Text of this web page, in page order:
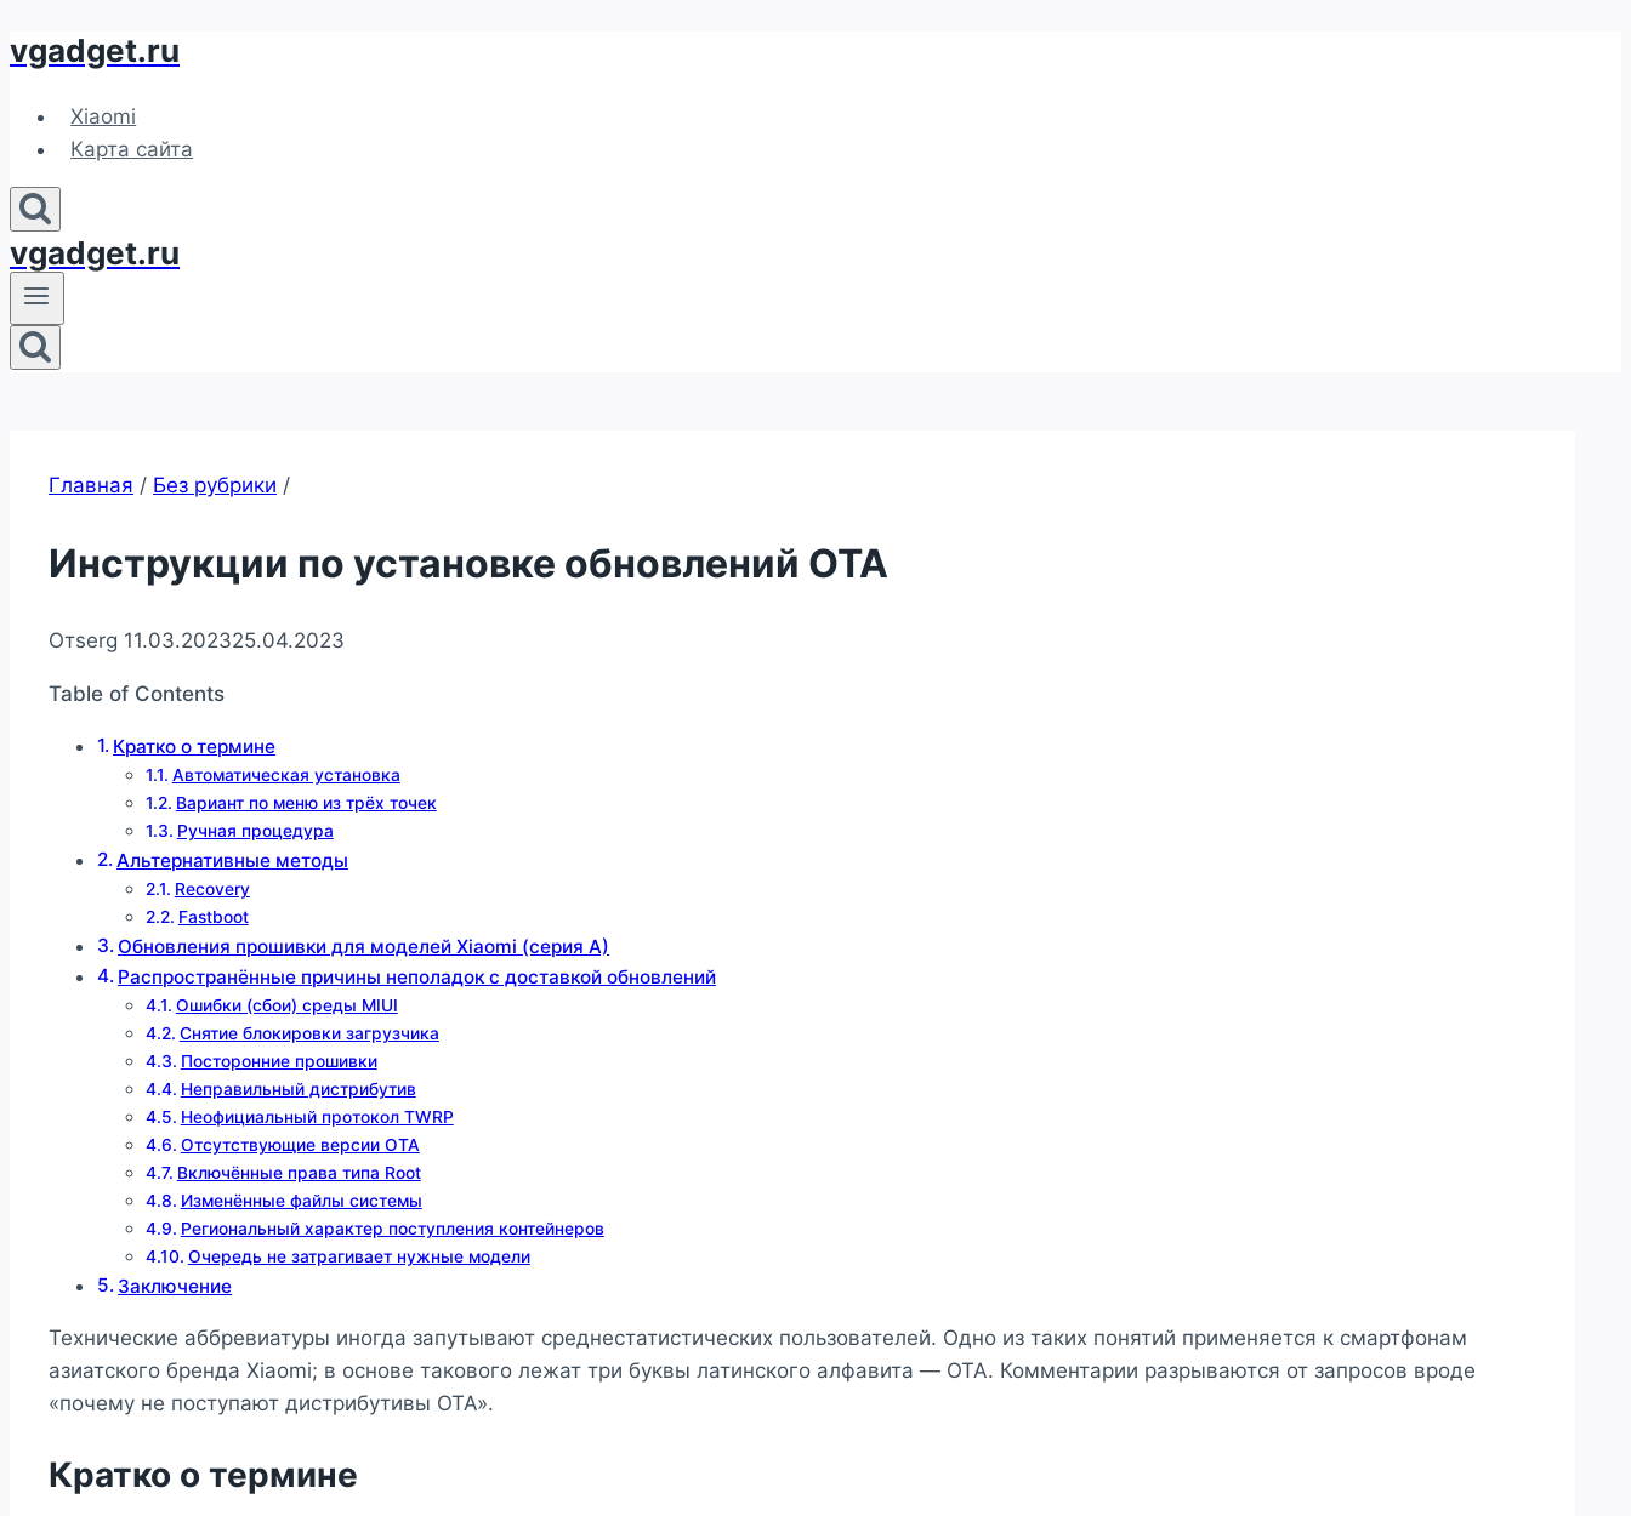
Перейти
содержимому
vgadget.ru
Xiaomi
Карта сайта
vgadget.ru
Главная / Без рубрики /
Инструкции по установке обновлений OTA
Отserg 11.03.202325.04.2023
Table of Contents
Кратко о термине
Автоматическая установка
Вариант по меню из трёх точек
Ручная процедура
Альтернативные методы
Recovery
Fastboot
Обновления прошивки для моделей Xiaomi (серия A)
Распространённые причины неполадок с доставкой обновлений
Ошибки (сбои) среды MIUI
Снятие блокировки загрузчика
Посторонние прошивки
Неправильный дистрибутив
Неофициальный протокол TWRP
Отсутствующие версии OTA
Включённые права типа Root
Изменённые файлы системы
Региональный характер поступления контейнеров
Очередь не затрагивает нужные модели
Заключение
Технические аббревиатуры иногда запутывают среднестатистических пользователей. Одно из таких понятий применяется к смартфонам
азиатского бренда Xiaomi; в основе такового лежат три буквы латинского алфавита — OTA. Комментарии разрываются от запросов вроде
«почему не поступают дистрибутивы OTA».
Кратко о термине